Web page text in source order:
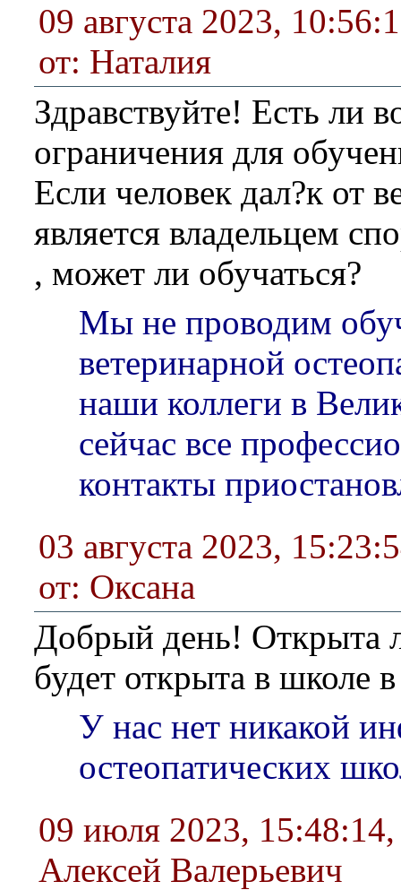
09 августа 2023,
от: Наталия
Здравствуйте! Есть ли
ограничения для
Если человек дал?к от
является владельцем
, может ли обучаться?
Мы не проводим
ветеринарной
наши коллеги в
сейчас все
контакты
03 августа 2023,
от: Оксана
Добрый день! Открыта
будет открыта в школе
У нас нет никакой
остеопатических
09 июля 2023, 15:48:14
Алексей Валерьевич